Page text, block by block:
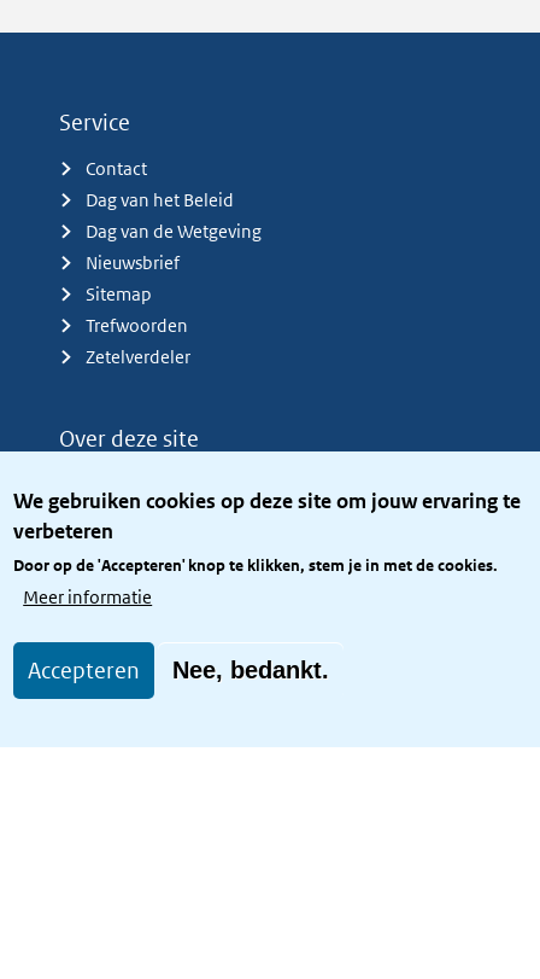
We gebruiken cookies op deze site om jouw ervaring te
verbeteren
Door op de 'Accepteren' knop te klikken, stem je in met de cookies.
Meer informatie
Accepteren Nee, bedankt.
Service
Contact
Dag van het Beleid
Dag van de Wetgeving
Nieuwsbrief
Sitemap
Trefwoorden
Zetelverdeler
Over deze site
Privacy
Toegang site openbaar
Toegankelijkheid